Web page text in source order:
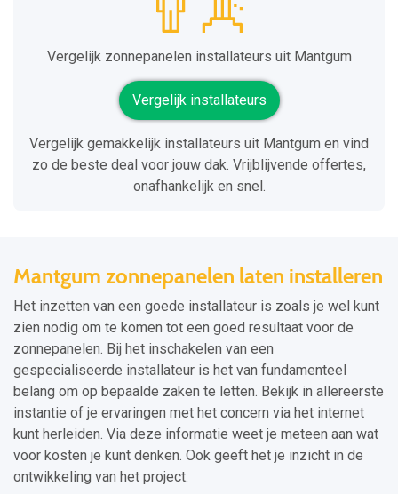
Vergelijk zonnepanelen installateurs uit Mantgum
Vergelijk installateurs
Vergelijk gemakkelijk installateurs uit Mantgum en vind
zo de beste deal voor jouw dak. Vrijblijvende offertes,
onafhankelijk en snel.
Mantgum zonnepanelen laten installeren
Het inzetten van een goede installateur is zoals je wel kunt
zien nodig om te komen tot een goed resultaat voor de
zonnepanelen. Bij het inschakelen van een
gespecialiseerde installateur is het van fundamenteel
belang om op bepaalde zaken te letten. Bekijk in allereerste
instantie of je ervaringen met het concern via het internet
kunt herleiden. Via deze informatie weet je meteen aan wat
voor kosten je kunt denken. Ook geeft het je inzicht in de
ontwikkeling van het project.